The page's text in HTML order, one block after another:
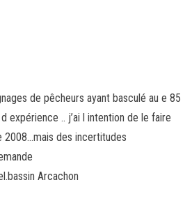
de pêcheurs ayant basculé au e 85
expérience .. j’ai l intention de le faire
2008…mais des incertitudes
Arcachon